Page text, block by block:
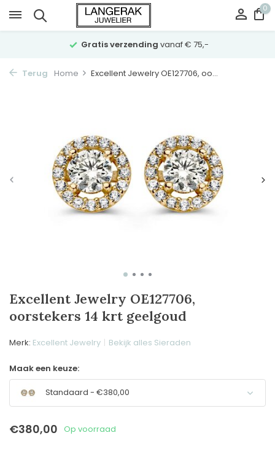
0
Gratis verzending vanaf € 75,-
Terug Home Excellent Jewelry OE127706, oo...
Excellent Jewelry OE127706,
oorstekers 14 krt geelgoud
Merk: Excellent Jewelry Bekijk alles Sieraden
Maak een keuze:
Standaard - €380,00
€380,00 Op voorraad